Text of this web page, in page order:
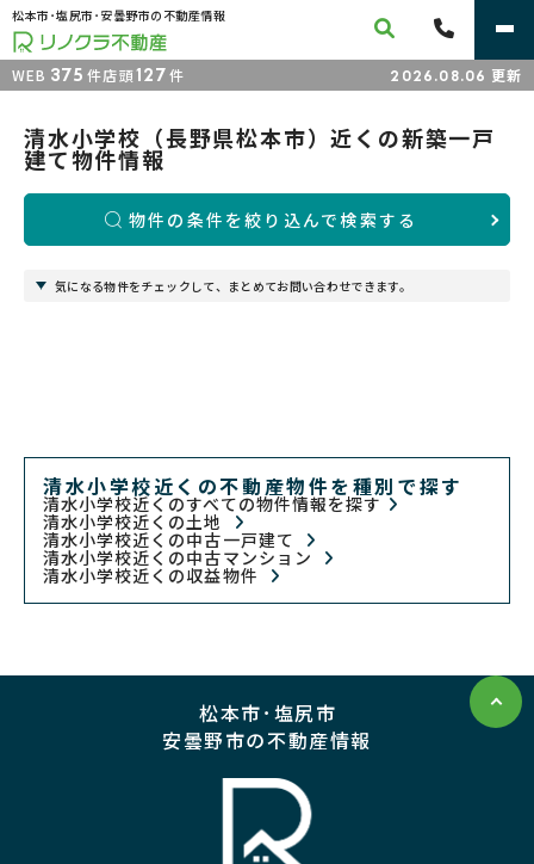
松本市･塩尻市･安曇野市の不動産情報
WEB 375 件店頭127件 2026.08.06 更新
清水小学校（長野県松本市）近くの新築一戸
建て物件情報
物件の条件を絞り込んで検索する
気になる物件をチェックして、まとめてお問い合わせできます。
清水小学校近くの不動産物件を種別で探す
清水小学校近くのすべての物件情報を探す
清水小学校近くの土地
清水小学校近くの中古一戸建て
清水小学校近くの中古マンション
清水小学校近くの収益物件
松本市･塩尻市
安曇野市の不動産情報